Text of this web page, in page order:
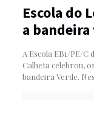
Escola do
a
A Escola EB1/PE/
Calheta celebrou,
bandeira Verde.